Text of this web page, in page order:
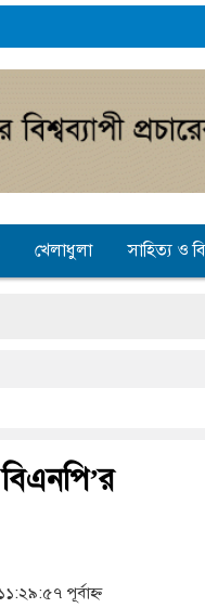
খেলাধুলা সাহিত্য ও
সুনামগঞ্জ জেলা প্রশাসন
পূর্বাহ্ন